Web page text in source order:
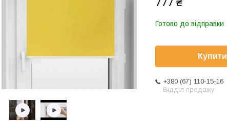
Готово до відправки
Купити
+380 (67) 110-15-16
Відділ продажу